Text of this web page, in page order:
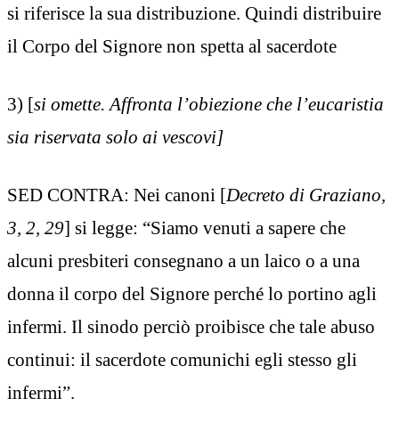
si riferisce la sua distribuzione. Quindi distribuire
il Corpo del Signore non spetta al sacerdote
3) [si omette. Affronta l’obiezione che l’eucaristia
sia riservata solo ai vescovi]
SED CONTRA: Nei canoni [Decreto di Graziano,
3, 2, 29] si legge: “Siamo venuti a sapere che
alcuni presbiteri consegnano a un laico o a una
donna il corpo del Signore perché lo portino agli
infermi. Il sinodo perciò proibisce che tale abuso
continui: il sacerdote comunichi egli stesso gli
infermi”.